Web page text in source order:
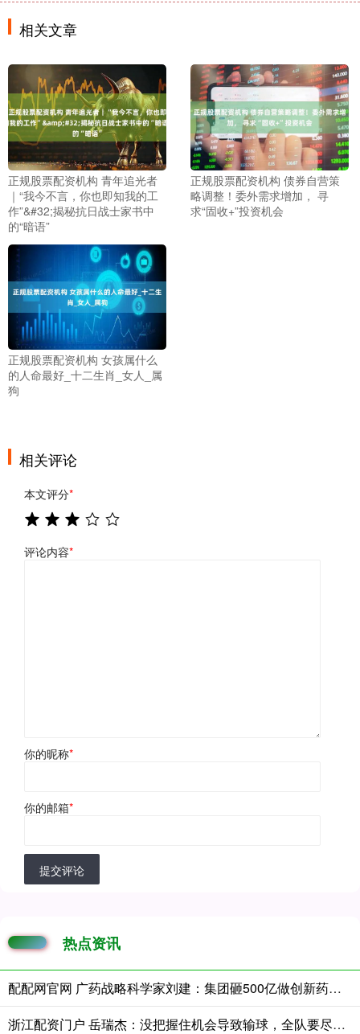
相关文章
正规股票配资机构 青年追光者
｜“我今不言，你也即知我的工
作”&#32;揭秘抗日战士家书中
的“暗语”
正规股票配资机构 债券自营策
略调整！委外需求增加， 寻
求“固收+”投资机会
正规股票配资机构 女孩属什么
的人命最好_十二生肖_女人_属
狗
相关评论
本文评分*
评论内容*
你的昵称*
你的邮箱*
提交评论
热点资讯
配配网官网 广药战略科学家刘建：集团砸500亿做创新药，胜算几何？
浙江配资门户 岳瑞杰：没把握住机会导致输球，全队要尽快调整到最佳状态